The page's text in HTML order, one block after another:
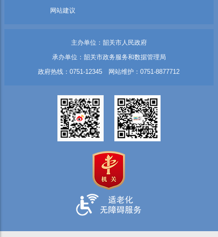
网站建议
主办单位：韶关市人民政府
承办单位：韶关市政务服务和数据管理局
政府热线：0751-12345 网站维护：0751-8877712